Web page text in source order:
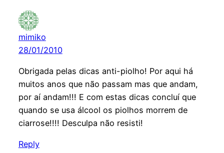
mimiko
28/01/2010
Obrigada pelas dicas anti-piolho! Por aqui há
muitos anos que não passam mas que andam,
por aí andam!!! E com estas dicas concluí que
quando se usa álcool os piolhos morrem de
ciarrose!!!! Desculpa não resisti!
Reply